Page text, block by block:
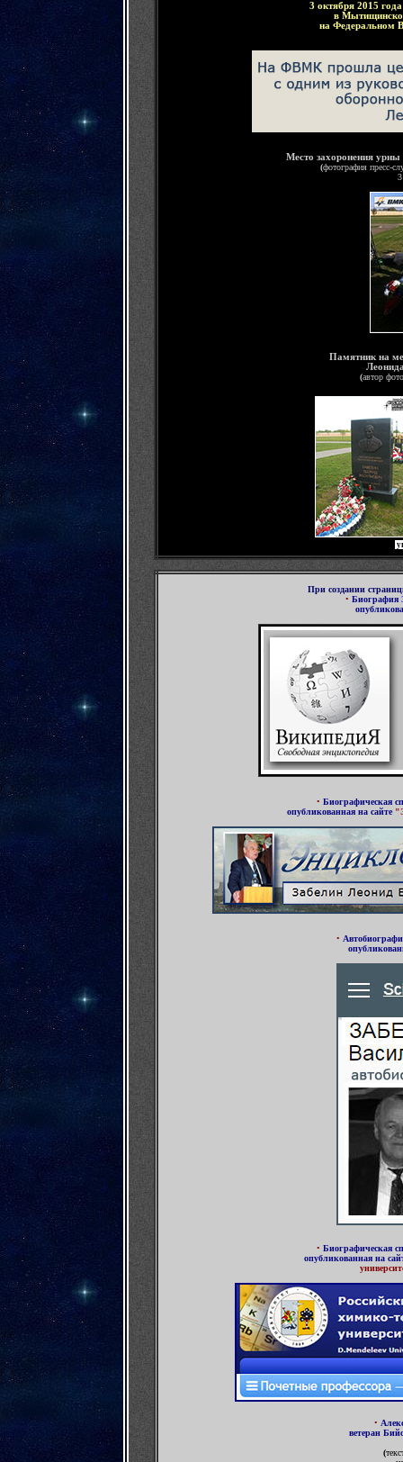
3 октября 2015
в
на Федеральном
Место захоронения
(фотография пресс-
Памятник на
(автор
При создании
• Биография
• Биографическая
опубликованная на сайте
•
• Биографическая
опубликованная на
•
ветеран
(